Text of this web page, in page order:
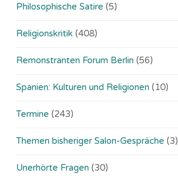
Philosophische Satire (5)
Religionskritik (408)
Remonstranten Forum Berlin (56)
Spanien: Kulturen und Religionen (10)
Termine (243)
Themen bisheriger Salon-Gespräche (3)
Unerhörte Fragen (30)